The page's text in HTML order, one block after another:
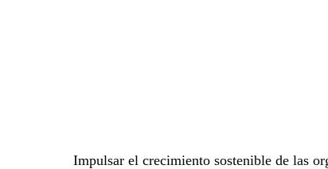
Impulsar el crecimiento sostenible de las